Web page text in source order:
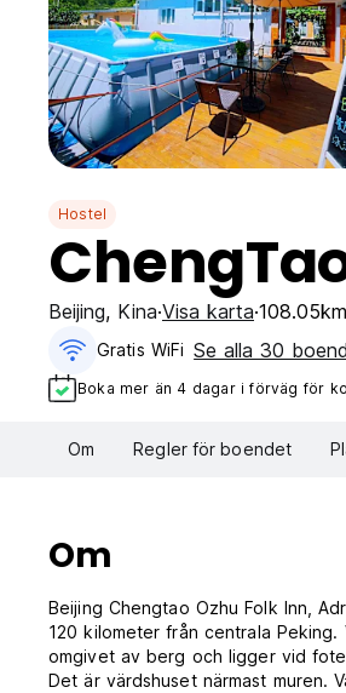
Hostel
Beijing, Kina Visa karta
Gratis WiFi Se alla 30
Boka mer än 4 dagar i förväg för
Om Regler för boendet
Om
Beijing Chengtao Ozhu Folk Inn,
120 kilometer från centrala
omgivet av berg och ligger vid
Det är värdshuset närmast muren.